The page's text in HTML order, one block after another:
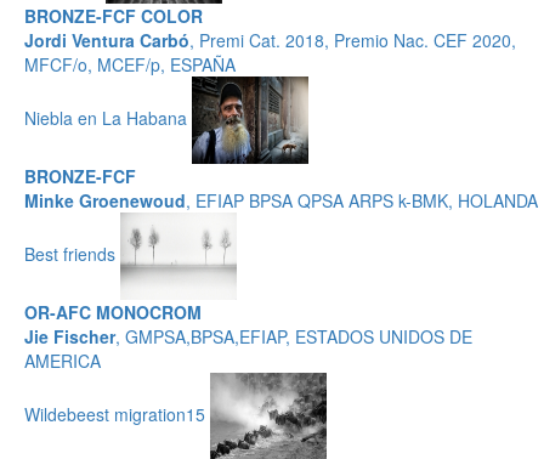
BRONZE-FCF COLOR
Jordi Ventura Carbó, Premi Cat. 2018, Premio Nac. CEF 2020,
MFCF/o, MCEF/p, ESPAÑA
Niebla en La Habana
BRONZE-FCF
Minke Groenewoud, EFIAP BPSA QPSA ARPS k-BMK, HOLANDA
Best friends
OR-AFC MONOCROM
Jie Fischer, GMPSA,BPSA,EFIAP, ESTADOS UNIDOS DE
AMERICA
Wildebeest migration15